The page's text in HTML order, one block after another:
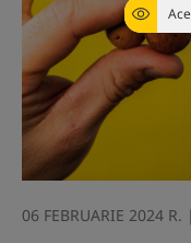
06 FEBRUARIE 2024 R.